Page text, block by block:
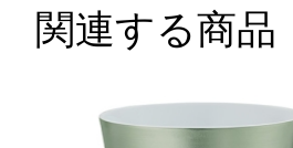
関連する商品